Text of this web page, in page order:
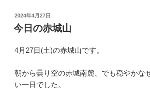
投
稿
日:
2024年4月27日
今日の赤城山
4月27日(土)の赤城山です。
朝から曇り空の赤城南麓、でも穏やかな
い一日でした。